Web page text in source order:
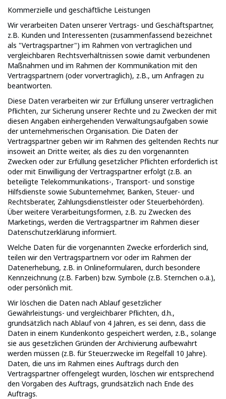
Kommerzielle und geschäftliche Leistungen
Wir verarbeiten Daten unserer Vertrags- und Geschäftspartner,
z.B. Kunden und Interessenten (zusammenfassend bezeichnet
als "Vertragspartner") im Rahmen von vertraglichen und
vergleichbaren Rechtsverhältnissen sowie damit verbundenen
Maßnahmen und im Rahmen der Kommunikation mit den
Vertragspartnern (oder vorvertraglich), z.B., um Anfragen zu
beantworten.
Diese Daten verarbeiten wir zur Erfüllung unserer vertraglichen
Pflichten, zur Sicherung unserer Rechte und zu Zwecken der mit
diesen Angaben einhergehenden Verwaltungsaufgaben sowie
der unternehmerischen Organisation. Die Daten der
Vertragspartner geben wir im Rahmen des geltenden Rechts nur
insoweit an Dritte weiter, als dies zu den vorgenannten
Zwecken oder zur Erfüllung gesetzlicher Pflichten erforderlich ist
oder mit Einwilligung der Vertragspartner erfolgt (z.B. an
beteiligte Telekommunikations-, Transport- und sonstige
Hilfsdienste sowie Subunternehmer, Banken, Steuer- und
Rechtsberater, Zahlungsdienstleister oder Steuerbehörden).
Über weitere Verarbeitungsformen, z.B. zu Zwecken des
Marketings, werden die Vertragspartner im Rahmen dieser
Datenschutzerklärung informiert.
Welche Daten für die vorgenannten Zwecke erforderlich sind,
teilen wir den Vertragspartnern vor oder im Rahmen der
Datenerhebung, z.B. in Onlineformularen, durch besondere
Kennzeichnung (z.B. Farben) bzw. Symbole (z.B. Sternchen o.ä.),
oder persönlich mit.
Wir löschen die Daten nach Ablauf gesetzlicher
Gewährleistungs- und vergleichbarer Pflichten, d.h.,
grundsätzlich nach Ablauf von 4 Jahren, es sei denn, dass die
Daten in einem Kundenkonto gespeichert werden, z.B., solange
sie aus gesetzlichen Gründen der Archivierung aufbewahrt
werden müssen (z.B. für Steuerzwecke im Regelfall 10 Jahre).
Daten, die uns im Rahmen eines Auftrags durch den
Vertragspartner offengelegt wurden, löschen wir entsprechend
den Vorgaben des Auftrags, grundsätzlich nach Ende des
Auftrags.